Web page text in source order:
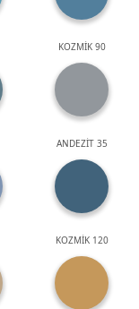
KOZMİK 90
ANDEZİT 35
KOZMİK 120